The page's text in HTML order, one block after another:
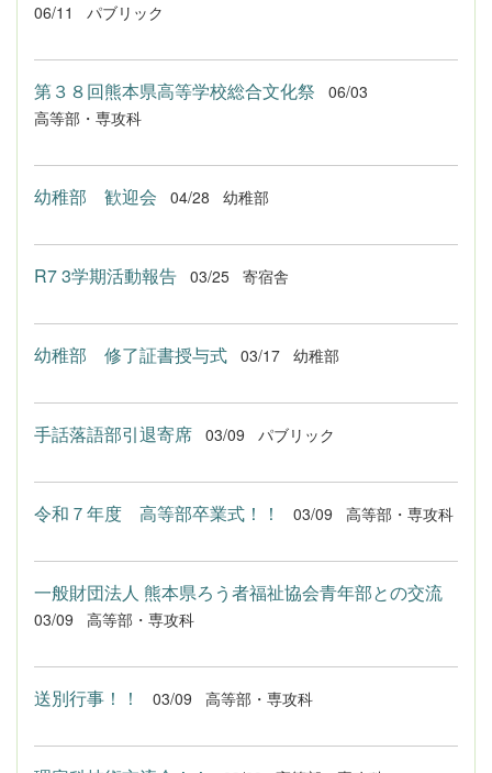
06/11 パブリック
第３８回熊本県高等学校総合文化祭
06/03
高等部・専攻科
幼稚部 歓迎会 04/28 幼稚部
R7 3学期活動報告 03/25 寄宿舎
幼稚部 修了証書授与式 03/17 幼稚部
手話落語部引退寄席 03/09 パブリック
令和７年度 高等部卒業式！！ 03/09 高等部・専攻科
一般財団法人 熊本県ろう者福祉協会青年部との交流
03/09 高等部・専攻科
送別行事！！ 03/09 高等部・専攻科